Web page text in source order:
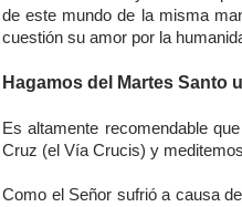
de este mundo de la misma
cuestión su amor por la
Hagamos del Martes Santo
Es altamente recomendable
Cruz (el Vía Crucis) y
Como el Señor sufrió a causa